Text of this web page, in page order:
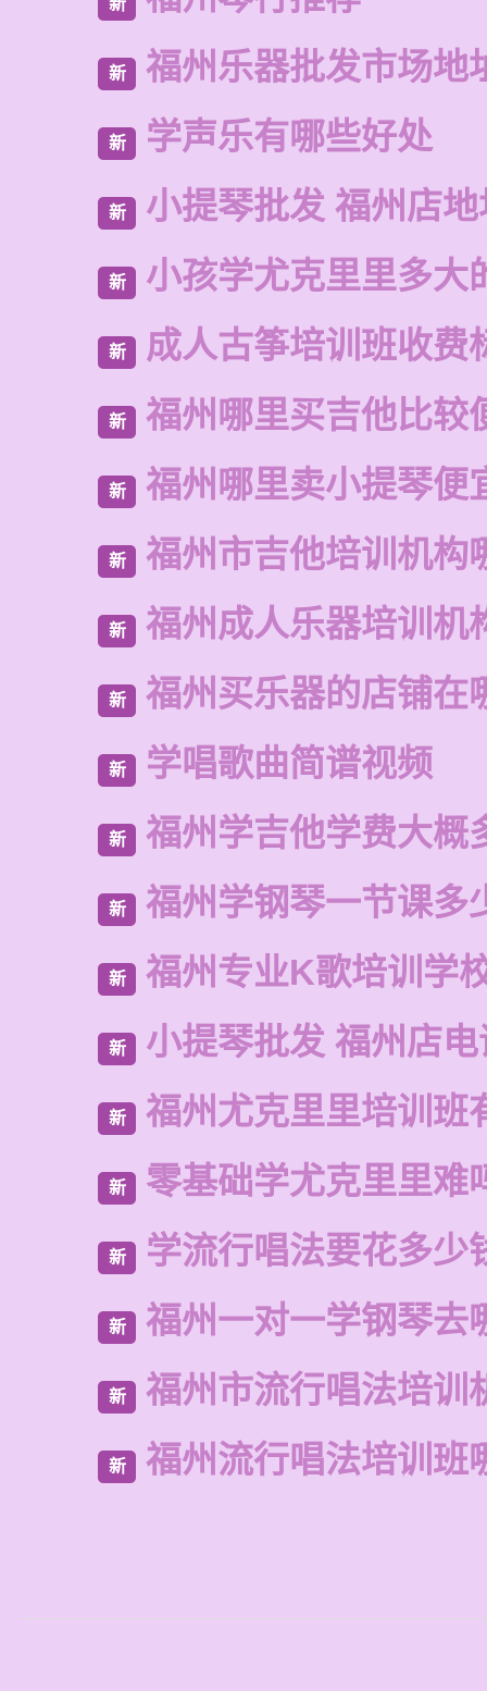
新
新 福州乐器批发市场地
新 学声乐有哪些好处
新 小提琴批发 福州店
新 小孩学尤克里里多大
新 成人古筝培训班收费
新 福州哪里买吉他比较
新 福州哪里卖小提琴便
新 福州市吉他培训机构
新 福州成人乐器培训机
新 福州买乐器的店铺在
新 学唱歌曲简谱视频
新 福州学吉他学费大概
新 福州学钢琴一节课多
新 福州专业K歌培训学
新 小提琴批发 福州店
新 福州尤克里里培训班
新 零基础学尤克里里难
新 学流行唱法要花多少
新 福州一对一学钢琴去
新 福州市流行唱法培训
新 福州流行唱法培训班